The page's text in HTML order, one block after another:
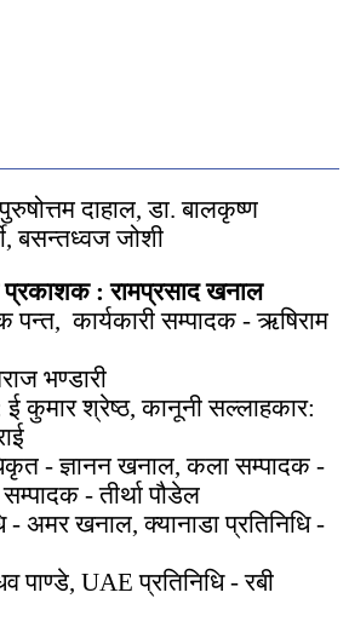
दाहाल, डा. बालकृष्ण
बसन्तध्वज जोशी
प्रकाशक : रामप्रसाद खनाल
कार्यकारी सम्पादक - ऋषिराम
भण्डारी
ई कुमार श्रेष्ठ, कानूनी सल्लाहकार:
- ज्ञानन खनाल, कला सम्पादक -
- तीर्था पौडेल
- अमर खनाल, क्यानाडा प्रतिनिधि -
पाण्डे, UAE प्रतिनिधि - रबी